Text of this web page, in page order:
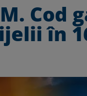
Cod
în